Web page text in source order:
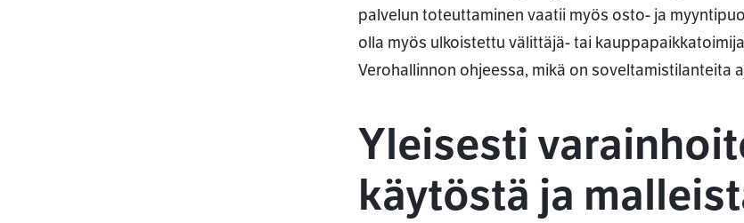
palvelun toteuttaminen vaatii myös osto- ja
olla myös ulkoistettu välittäjä- tai
Verohallinnon ohjeessa, mikä on soveltamistilanteita
Yleisesti
käytöstä ja